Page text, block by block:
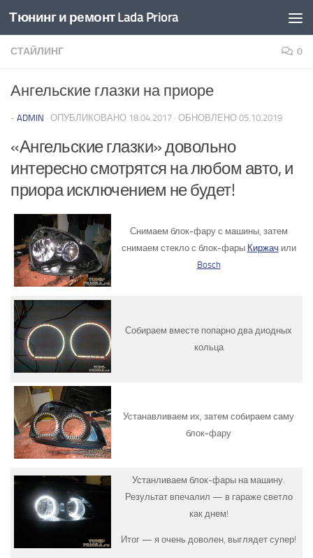
Перейти к содержимому
Тюнинг и ремонт Lada Priora
СТАЙЛИНГ 0
Ангельские глазки на приоре
- ADMIN · ОПУБЛИКОВАНО 18.04.2017 · ОБНОВЛЕНО 05.10.2019
«Ангельские глазки» довольно
интересно смотрятся на любом авто, и
приора исключением не будет!
Снимаем блок-фару с машины, затем
снимаем стекло с блок-фары Киржач или
Bosch
Собираем вместе попарно два диодных
кольца
Устанавливаем их, затем собираем саму
блок-фару
Устанливаем блок-фары на машину.
Результат впечалил — в гараже светло
как днем!
Итог — я очень доволен, выглядет супер!